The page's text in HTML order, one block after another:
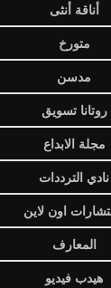
أناقة أنثى
متورخ
مدسن
روتانا تسويق
مجلة الابداع
نادي الترددات
اون لاين
المعارف
هيدب فيديو